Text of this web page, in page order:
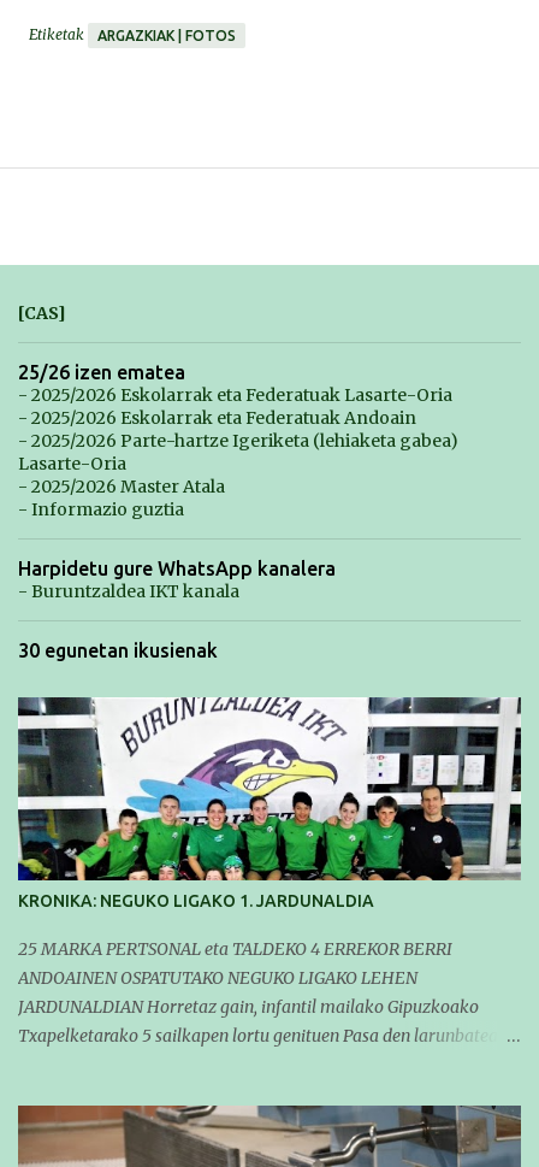
Etiketak ARGAZKIAK | FOTOS
[CAS]
25/26 izen ematea
- 2025/2026 Eskolarrak eta Federatuak Lasarte-Oria
- 2025/2026 Eskolarrak eta Federatuak Andoain
- 2025/2026 Parte-hartze Igeriketa (lehiaketa gabea)
Lasarte-Oria
- 2025/2026 Master Atala
- Informazio guztia
Harpidetu gure WhatsApp kanalera
- Buruntzaldea IKT kanala
30 egunetan ikusienak
KRONIKA: NEGUKO LIGAKO 1. JARDUNALDIA
25 MARKA PERTSONAL eta TALDEKO 4 ERREKOR BERRI
ANDOAINEN OSPATUTAKO NEGUKO LIGAKO LEHEN
JARDUNALDIAN Horretaz gain, infantil mailako Gipuzkoako
Txapelketarako 5 sailkapen lortu genituen Pasa den larunbatean
hartzen. Bertan gure taldeko 16 igerilari aritu ziren. Denboraldiari
hasera ona eman zioten gue taldekideek. Ohikoa den bezela, garai